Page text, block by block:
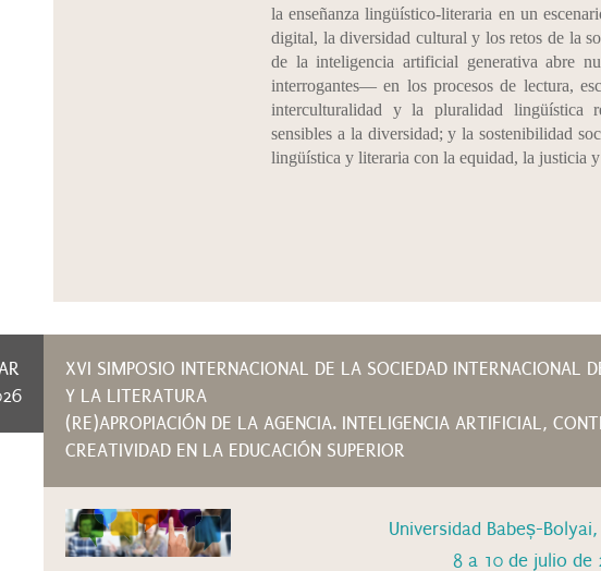
la enseñanza lingüístico-literaria en un
digital, la diversidad cultural y los retos de la
de la inteligencia artificial generativa abre
interrogantes— en los procesos de lectura,
interculturalidad y la pluralidad lingüística
sensibles a la diversidad; y la sostenibilidad
lingüística y literaria con la equidad, la justicia
XVI SIMPOSIO INTERNACIONAL DE LA SOCIEDAD INTERNACIONAL
Y LA LITERATURA
(RE)APROPIACIÓN DE LA AGENCIA. INTELIGENCIA ARTIFICIAL,
CREATIVIDAD EN LA EDUCACIÓN SUPERIOR
Universidad Babeș-
8 a 10 de julio de